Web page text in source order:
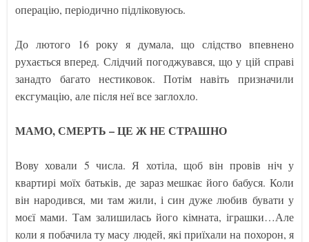
операцію, періодично підліковуюсь.
До лютого 16 року я думала, що слідство впевнено
рухається вперед. Слідчий погоджувався, що у цій справі
занадто багато нестиковок. Потім навіть призначили
ексгумацію, але після неї все заглохло.
МАМО, СМЕРТЬ – ЦЕ Ж НЕ СТРАШНО
Вову ховали 5 числа. Я хотіла, щоб він провів ніч у
квартирі моїх батьків, де зараз мешкає його бабуся. Коли
він народився, ми там жили, і син дуже любив бувати у
моєї мами. Там залишилась його кімната, іграшки…Але
коли я побачила ту масу людей, які приїхали на похорон, я